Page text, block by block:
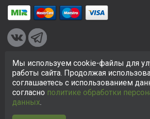
© 2005-2026 ООО «КСК». Сайтhttps://ksk24.ru
исключительно в информационных целях
на сайте не является публичной офертой.
отношении персональных данных
Мы используем cookie-файлы для
работы сайта. Продолжая
соглашаетесь с использованием
согласно политике обработки
данных.